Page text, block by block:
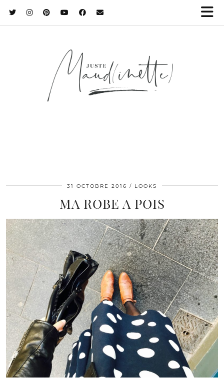
31 OCTOBRE 2016 LOOKS
MA ROBE A POIS